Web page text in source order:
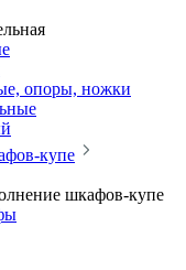
опоры, ножки
купе
шкафов-купе